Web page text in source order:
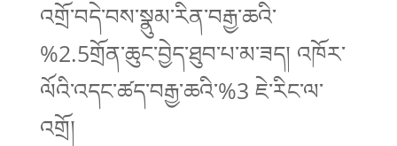
འགྲོ་བདེ་བས་སྣུམ་རིན་བརྒྱ་ཆའི་
%2.5གྲོན་ཆུང་བྱེད་ཐུབ་པ་མ་ཟད། འཁོར་
ལོའི་འདང་ཚད་བརྒྱ་ཆའི་%3 ཇེ་རིང་ལ་
འགྲོ།